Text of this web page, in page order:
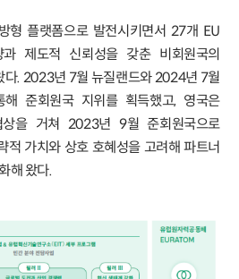
형 플랫폼으로 발전시키면서 27개 EU
제도적 신뢰성을 갖춘 비회원국의
다. 2023년 7월 뉴질랜드와 2024년 7월
준회원국 지위를 획득했고, 영국은
을 거쳐 2023년 9월 준회원국으로
적 가치와 상호 호혜성을 고려해 파트너
해 왔다.